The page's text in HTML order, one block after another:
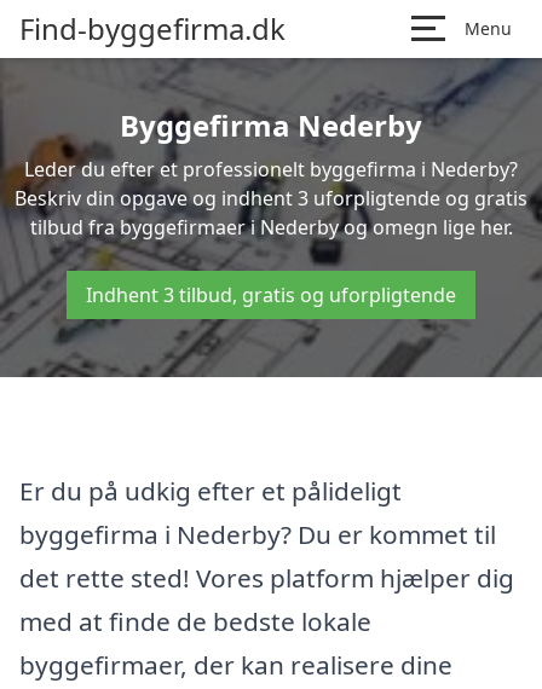
Find-byggefirma.dk Menu
Byggefirma Nederby
Leder du efter et professionelt byggefirma i Nederby?
Beskriv din opgave og indhent 3 uforpligtende og gratis
tilbud fra byggefirmaer i Nederby og omegn lige her.
Indhent 3 tilbud, gratis og uforpligtende
Er du på udkig efter et pålideligt
byggefirma i Nederby? Du er kommet til
det rette sted! Vores platform hjælper dig
med at finde de bedste lokale
byggefirmaer, der kan realisere dine